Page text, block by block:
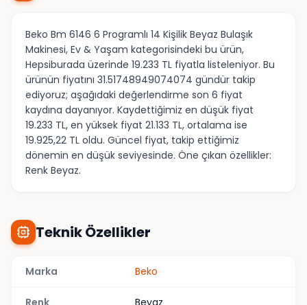
Beko Bm 6146 6 Programlı 14 Kişilik Beyaz Bulaşık
Makinesi, Ev & Yaşam kategorisindeki bu ürün,
Hepsiburada üzerinde 19.233 TL fiyatla listeleniyor. Bu
ürünün fiyatını 31.51748949074074 gündür takip
ediyoruz; aşağıdaki değerlendirme son 6 fiyat
kaydına dayanıyor. Kaydettiğimiz en düşük fiyat
19.233 TL, en yüksek fiyat 21.133 TL, ortalama ise
19.925,22 TL oldu. Güncel fiyat, takip ettiğimiz
dönemin en düşük seviyesinde. Öne çıkan özellikler:
Renk Beyaz.
Teknik Özellikler
Marka Beko
Renk Beyaz